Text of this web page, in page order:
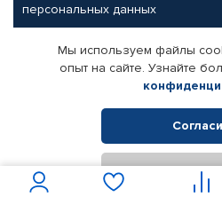
персональных данных
Партнерам
Корпоративным клиентам
Поставщикам
© КАМАЗ ЦЕНТР ДОНЕЦК, 2015-2026.
Интернет-магазин автомобильных
Мы используем файлы
опыт на сайте. Узнайте